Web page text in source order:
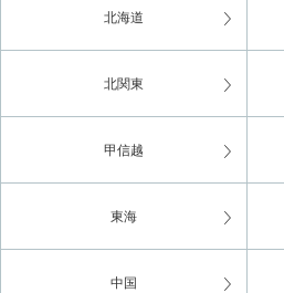
北海道
北関東
甲信越
東海
中国